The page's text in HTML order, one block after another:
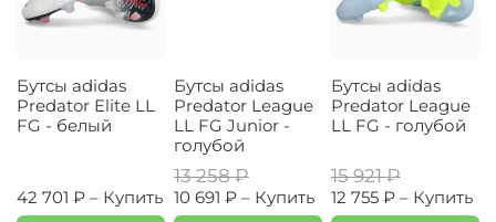
Бутсы adidas
Predator Elite LL
FG - белый
42 701 ₽ – Купить
Бутсы adidas
Predator League
LL FG Junior -
голубой
13 258 ₽
10 691 ₽ – Купить
Бутсы adidas
Predator League
LL FG - голубой
15 921 ₽
12 755 ₽ – Купить